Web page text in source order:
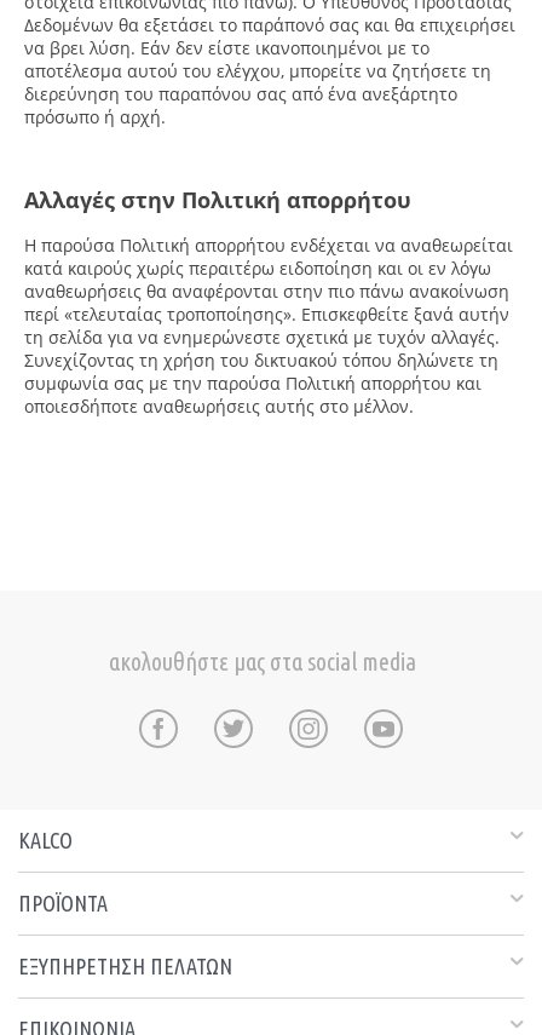
Δεδομένων θα εξετάσει το παράπονό σας και θα επιχειρήσει
να βρει λύση. Εάν δεν είστε ικανοποιημένοι με το
αποτέλεσμα αυτού του ελέγχου, μπορείτε να ζητήσετε τη
διερεύνηση του παραπόνου σας από ένα ανεξάρτητο
πρόσωπο ή αρχή.
Αλλαγές στην Πολιτική απορρήτου
Η παρούσα Πολιτική απορρήτου ενδέχεται να αναθεωρείται
κατά καιρούς χωρίς περαιτέρω ειδοποίηση και οι εν λόγω
αναθεωρήσεις θα αναφέρονται στην πιο πάνω ανακοίνωση
περί «τελευταίας τροποποίησης». Επισκεφθείτε ξανά αυτήν
τη σελίδα για να ενημερώνεστε σχετικά με τυχόν αλλαγές.
Συνεχίζοντας τη χρήση του δικτυακού τόπου δηλώνετε τη
συμφωνία σας με την παρούσα Πολιτική απορρήτου και
οποιεσδήποτε αναθεωρήσεις αυτής στο μέλλον.
ακολουθήστε μας στα social media
KALCO
ΠΡΟΪΟΝΤΑ
ΕΞΥΠΗΡΕΤΗΣΗ ΠΕΛΑΤΩΝ
ΕΠΙΚΟΙΝΩΝΙΑ